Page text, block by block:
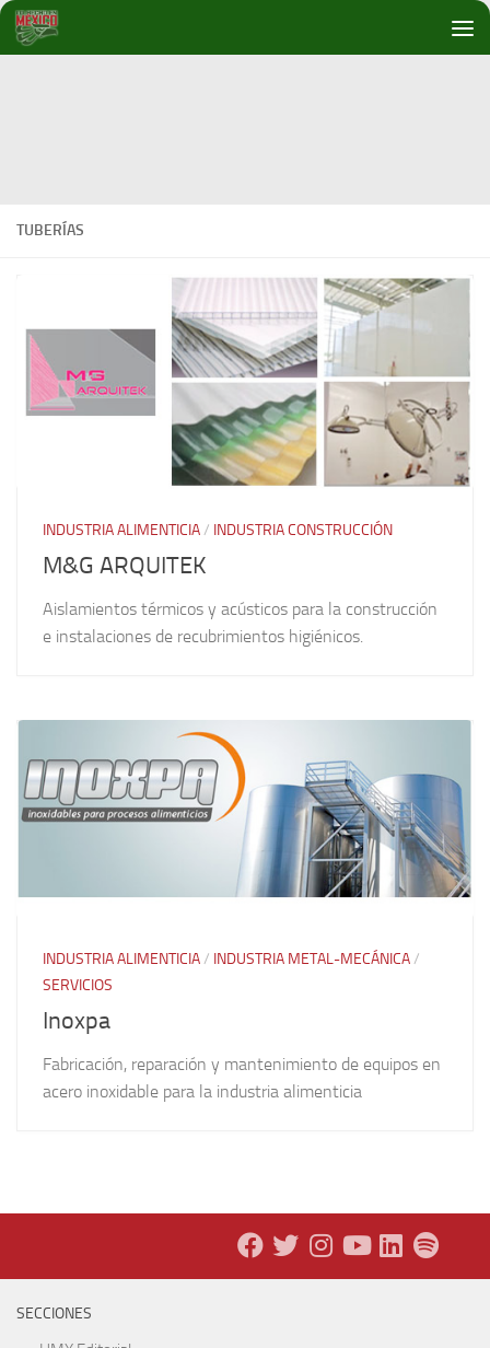
Debajo del contenido
TUBERÍAS
INDUSTRIA ALIMENTICIA/ INDUSTRIA CONSTRUCCIÓN
M&G ARQUITEK
Aislamientos térmicos y acústicos para la construcción
e instalaciones de recubrimientos higiénicos.
INDUSTRIA ALIMENTICIA/ INDUSTRIA METAL-MECÁNICA/
SERVICIOS
Inoxpa
Fabricación, reparación y mantenimiento de equipos en
acero inoxidable para la industria alimenticia
SECCIONES